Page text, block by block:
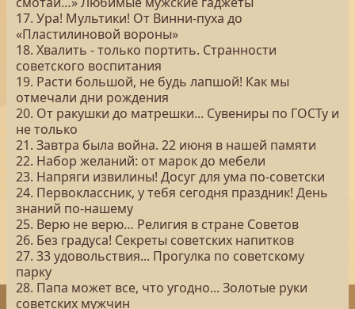
17. Ура! Мультики! От Винни-пуха до
«Пластилиновой вороны»
18. Хвалить - только портить. Странности
советского воспитания
19. Расти большой, не будь лапшой! Как мы
отмечали дни рождения
20. От ракушки до матрешки... Сувениры по ГОСТу и
не только
21. Завтра была война. 22 июня в нашей памяти
22. Набор желаний: от марок до мебели
23. Напряги извилины! Досуг для ума по-советски
24. Первоклассник, у тебя сегодня праздник! День
знаний по-нашему
25. Верю не верю… Религия в стране Советов
26. Без градуса! Секреты советских напитков
27. 33 удовольствия... Прогулка по советскому
парку
28. Папа может все, что угодно... Золотые руки
советских мужчин